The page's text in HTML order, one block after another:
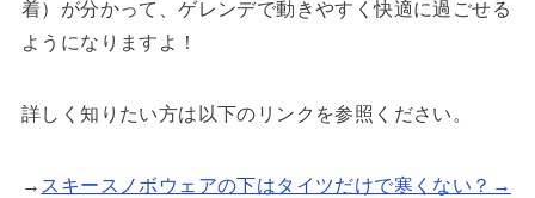
着）が分かって、ゲレンデで動きやすく快適に過ごせる
ようになりますよ！
詳しく知りたい方は以下のリンクを参照ください。
→ スキースノボウェアの下はタイツだけで寒くない？→